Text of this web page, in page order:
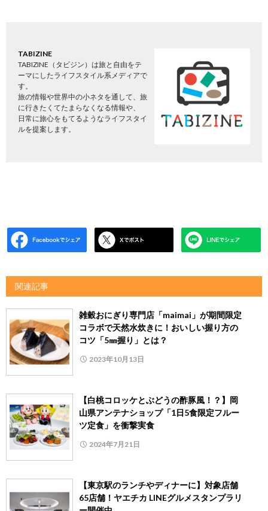
TABIZINE
TABIZINE（タビジン）は旅と自由をテ
ーマにしたライフスタイル系メディアで
す。
旅の情報や世界中の小ネタを通して、旅
に行きたくてたまらなくなる情報や、
日常に旅心をもてるようなライフスタイ
ルを提案します。
関連記事
雑穀おにぎり専門店「maimai」が期間限定
コラボで天然水炊きに！おいしい握り方の
コツ「5㎜握り」とは？
2023年10月13日
【白桃コロッケとぶどうの酢豚風！？】岡
山県アンテナショップ「1日5食限定フルー
ツ定食」を衝撃実食
2024年7月21日
【東京駅のランチやディナーに】対象店舗
65店舗！ヤエチカ LINEグルメスタンプラリ